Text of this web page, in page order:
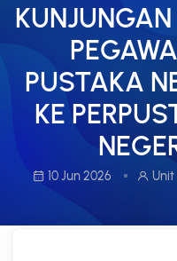
PUSTAKA
KE
10 Jun 2026 Unit